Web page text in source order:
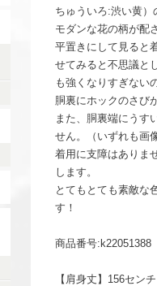
ちゅういろ:渋い黄）
モダンな花の柄が配
平置きにして見ると
せてみると不思議と
も強くなりすぎない
胴裏にホックのさび
また、胴裏端にうす
せん。（いずれも画
着用に支障はありま
します。
とてもとても素敵な
す！
商品番号:k22051388
【肩身丈】156センチ